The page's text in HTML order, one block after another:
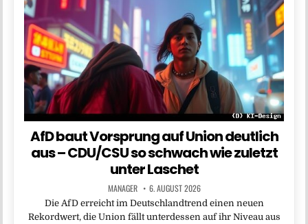
AfD baut Vorsprung auf Union deutlich
aus – CDU/CSU so schwach wie zuletzt
unter Laschet
MANAGER 6. AUGUST 2026
Die AfD erreicht im Deutschlandtrend einen neuen
Rekordwert, die Union fällt unterdessen auf ihr Niveau aus